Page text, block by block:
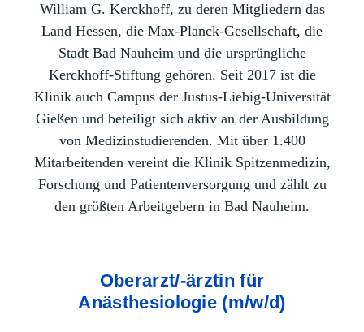
William G. Kerckhoff, zu deren Mitgliedern das
Land Hessen, die Max-Planck-Gesellschaft, die
Stadt Bad Nauheim und die ursprüngliche
Kerckhoff-Stiftung gehören. Seit 2017 ist die
Klinik auch Campus der Justus-Liebig-Universität
Gießen und beteiligt sich aktiv an der Ausbildung
von Medizinstudierenden. Mit über 1.400
Mitarbeitenden vereint die Klinik Spitzenmedizin,
Forschung und Patientenversorgung und zählt zu
den größten Arbeitgebern in Bad Nauheim.
Oberarzt/-ärztin für
Anästhesiologie (m/w/d)